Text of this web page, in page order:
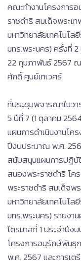
คณะทำงานโครงการ
ราชดำริ สมเด็จพระเ
มหาวิทยาลัยเทคโนโ
มทร.พระนคร) ครั้งที่
22 กุมภาพันธ์ 2567
ศักดิ์ ศูนย์เทเวศร์
ที่ประชุมพิจารณาในว
5 ปีที่ 7 (1 ตุลาคม
แผนการดำเนินงานโ
ปีงบประมาณ พ.ศ.
สนับสนุนแผนการปฏิบั
สนองพระราชดำริ โ
พระราชดำริ สมเด็จพ
มหาวิทยาลัยเทคโนโ
มทร.พระนคร) รายง
ไตรมาสที่ 1 ประจำปีง
โครงการอนุรักษ์พันธุ
พ.ศ. 2567 และการเ